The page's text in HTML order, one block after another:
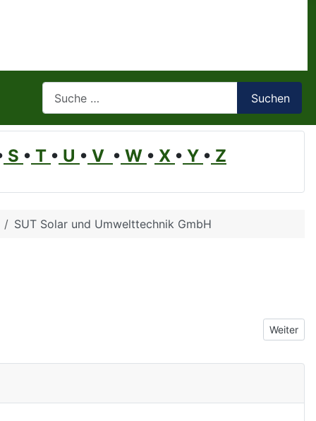
Suchen
S • T • U • V • W • X • Y • Z
SUT Solar und Umwelttechnik GmbH
Nächster
Weiter